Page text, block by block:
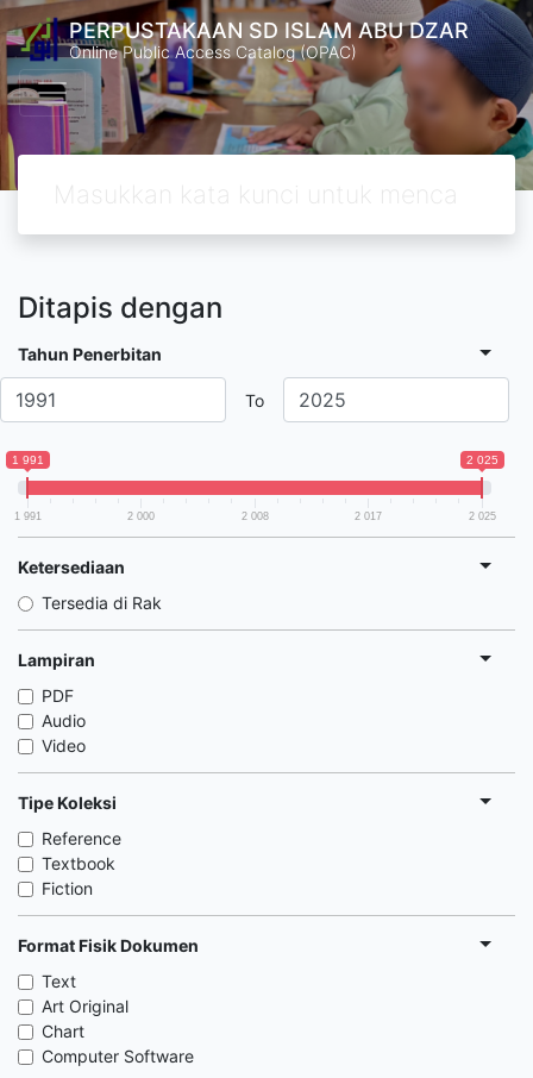
PERPUSTAKAAN SD ISLAM ABU DZAR
Online Public Access Catalog (OPAC)
Ditapis dengan
Tahun Penerbitan
To
1 991 2 025
1 991 2 000 2 008 2 017 2 025
Ketersediaan
Tersedia di Rak
Lampiran
PDF
Audio
Video
Tipe Koleksi
Reference
Textbook
Fiction
Format Fisik Dokumen
Text
Art Original
Chart
Computer Software